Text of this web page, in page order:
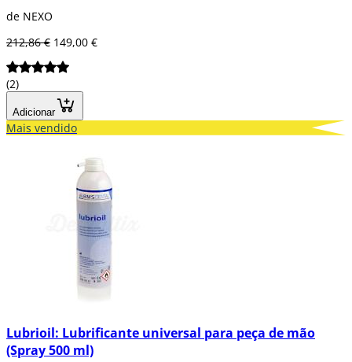
de NEXO
212,86 € 149,00 €
(2)
Adicionar
Mais vendido
Lubrioil: Lubrificante universal para peça de mão
(Spray 500 ml)